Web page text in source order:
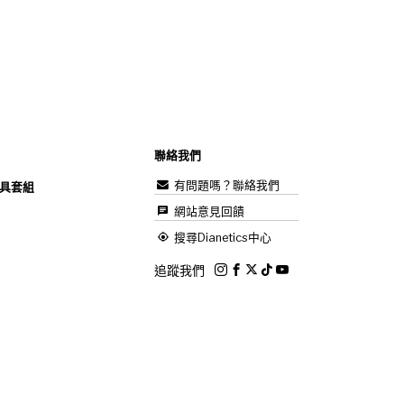
套組
聯絡我們
有問題嗎？聯絡我們
網站意見回饋
搜尋Dianetics中心
追蹤我們